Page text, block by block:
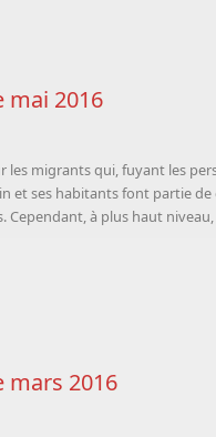
mai 2016
migrants qui, fuyant les
et ses habitants font partie
à plus haut
mars 2016